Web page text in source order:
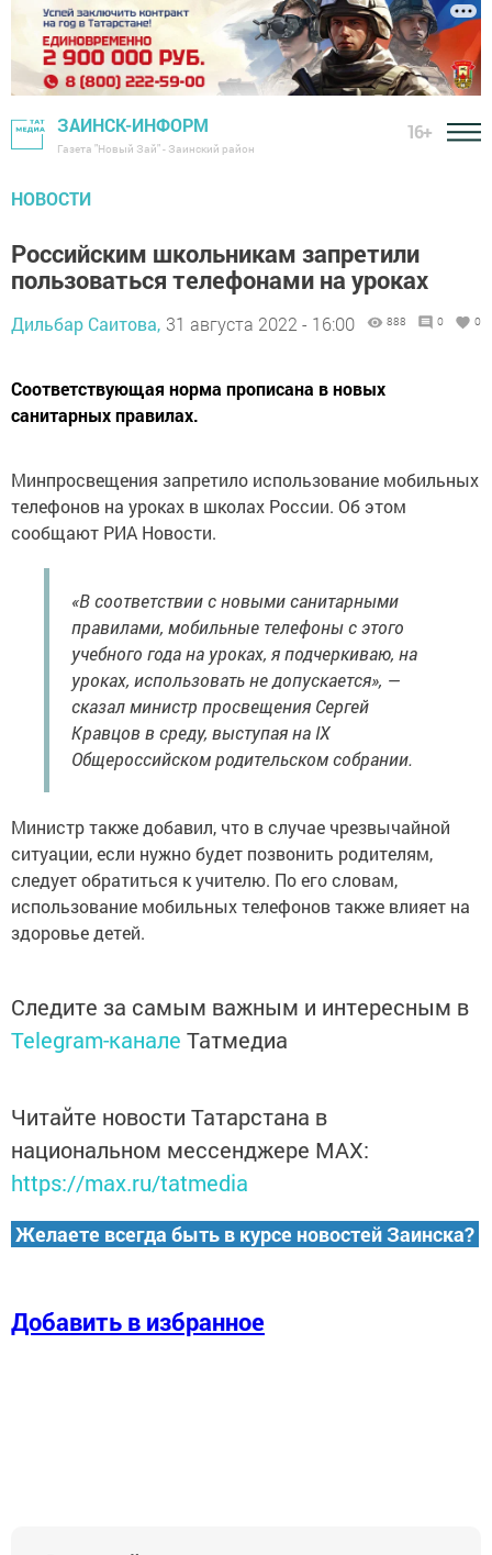
ЗАИНСК-ИНФОРМ
Газета "Новый Зай" - Заинский район
16+
НОВОСТИ
Российским школьникам запретили
пользоваться телефонами на уроках
Дильбар Саитова, 31 августа 2022 - 16:00 888 0 0
Соответствующая норма прописана в новых
санитарных правилах.
Минпросвещения запретило использование мобильных
телефонов на уроках в школах России. Об этом
сообщают РИА Новости.
«В соответствии с новыми санитарными
правилами, мобильные телефоны с этого
учебного года на уроках, я подчеркиваю, на
уроках, использовать не допускается», —
сказал министр просвещения Сергей
Кравцов в среду, выступая на IX
Общероссийском родительском собрании.
Министр также добавил, что в случае чрезвычайной
ситуации, если нужно будет позвонить родителям,
следует обратиться к учителю. По его словам,
использование мобильных телефонов также влияет на
здоровье детей.
Следите за самым важным и интересным в
Telegram-канале Татмедиа
Читайте новости Татарстана в
национальном мессенджере MАХ:
https://max.ru/tatmedia
Желаете всегда быть в курсе новостей Заинска?
Добавить в избранное